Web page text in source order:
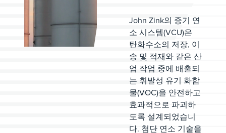
John Zink의 증기 연
소 시스템(VCU)은
탄화수소의 저장, 이
송 및 적재와 같은 산
업 작업 중에 배출되
는 휘발성 유기 화합
물(VOC)을 안전하고
효과적으로 파괴하
도록 설계되었습니
다. 첨단 연소 기술을